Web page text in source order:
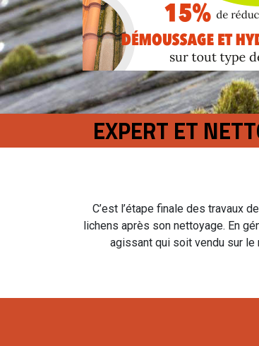
EXPERT ET
C’est l’étape finale des travaux
lichens après son nettoyage. En
agissant qui soit vendu sur le